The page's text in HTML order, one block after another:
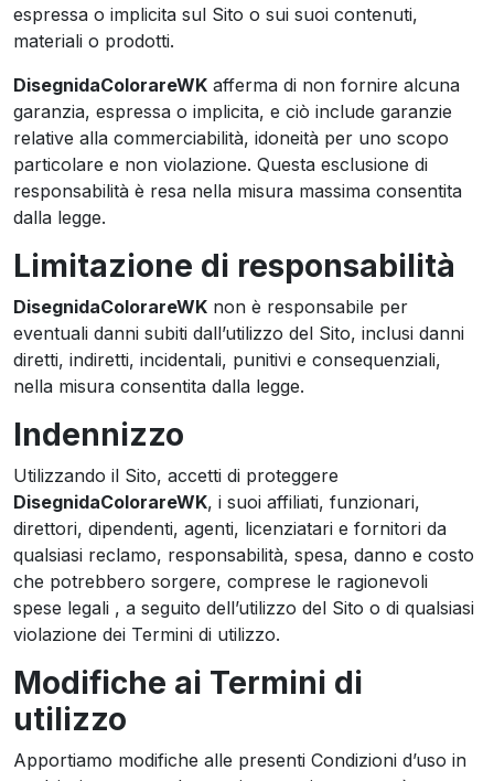
espressa o implicita sul Sito o sui suoi contenuti,
materiali o prodotti.
DisegnidaColorareWK afferma di non fornire alcuna
garanzia, espressa o implicita, e ciò include garanzie
relative alla commerciabilità, idoneità per uno scopo
particolare e non violazione. Questa esclusione di
responsabilità è resa nella misura massima consentita
dalla legge.
Limitazione di responsabilità
DisegnidaColorareWK non è responsabile per
eventuali danni subiti dall’utilizzo del Sito, inclusi danni
diretti, indiretti, incidentali, punitivi e consequenziali,
nella misura consentita dalla legge.
Indennizzo
Utilizzando il Sito, accetti di proteggere
DisegnidaColorareWK, i suoi affiliati, funzionari,
direttori, dipendenti, agenti, licenziatari e fornitori da
qualsiasi reclamo, responsabilità, spesa, danno e costo
che potrebbero sorgere, comprese le ragionevoli
spese legali , a seguito dell’utilizzo del Sito o di qualsiasi
violazione dei Termini di utilizzo.
Modifiche ai Termini di
utilizzo
Apportiamo modifiche alle presenti Condizioni d’uso in